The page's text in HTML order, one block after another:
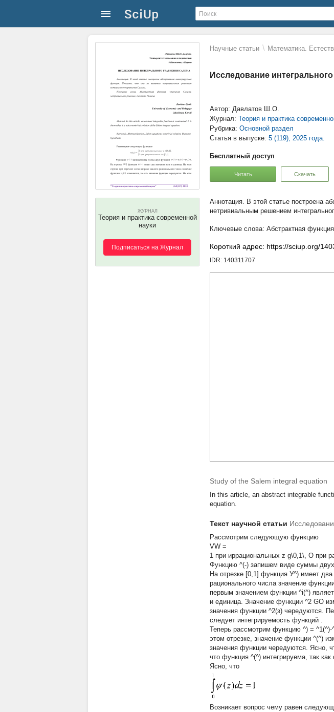
Научные статьи \ Математика.
Исследование
ЖУРНАЛ
Теория и практика современной
науки
Подписаться на Журнал
Автор: Давлатов Ш.О.
Журнал: Теория и практика
Рубрика: Основной раздел
Статья в выпуске: 5 (119), 2025 года.
Бесплатный доступ
Читать Скачать
В этой статье построена
нетривиальным решением
Абстрактная функция
Короткий адрес: https://sciup.org/
IDR: 140311707
Study of the Salem integral equation
In this article, an abstract integrable
equation.
Текст научной статьи
Рассмотрим следующую функцию
VW =
1 при иррациональных z g\0,1\, О при
Функцию ^(-) запишем виде суммы
На отрезке [0,1] функция У^) имеет
рационального числа значение
первым значением функции ^i(^)
и единица. Значение функции ^2 GO
значения функции ^2(з) чередуются.
следует интегрируемость функций .
Теперь рассмотрим функцию ^) =
этом отрезке, значение функции ^(^)
значения функции чередуются. Ясно,
что функция ^(^) интегрируема, так
Ясно, что
Возникает вопрос чему равен